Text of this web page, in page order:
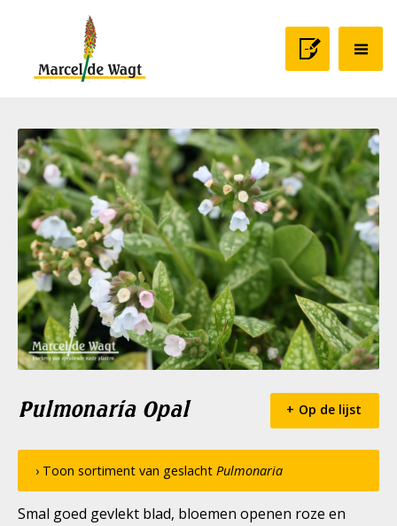
Pulmonaria Opal Op de lijst
› Toon sortiment van geslacht Pulmonaria
Smal goed gevlekt blad, bloemen openen roze en